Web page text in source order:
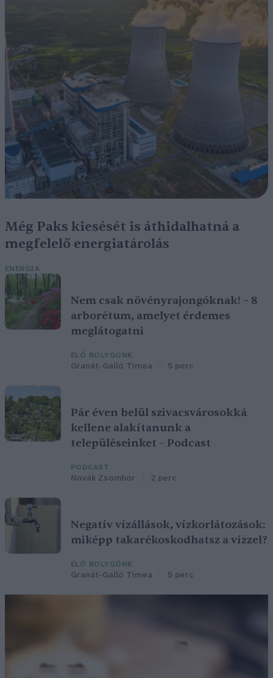
Még Paks kiesését is áthidalhatná a
megfelelő energiatárolás
ENERGIA
Nem csak növényrajongóknak! – 8
arborétum, amelyet érdemes
meglátogatni
ÉLŐ BOLYGÓNK
Granát-Galló Tímea 5 perc
Pár éven belül szivacsvárosokká
kellene alakítanunk a
településeinket – Podcast
PODCAST
Novák Zsombor 2 perc
Negatív vízállások, vízkorlátozások:
miképp takarékoskodhatsz a vízzel?
ÉLŐ BOLYGÓNK
Granát-Galló Tímea 5 perc